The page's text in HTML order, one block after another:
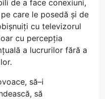
de a face conexiuni,
care le posedă și de
cu televizorul
cu percepția
a lucrurilor fără a
să–i
să